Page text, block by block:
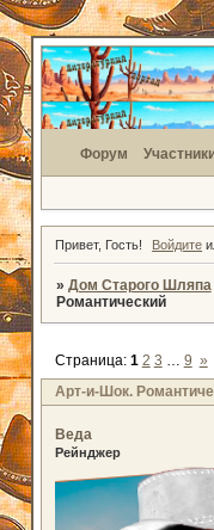
Форум
Привет, Гость! Войдите
» Дом Старого Шляпа
Романтический
Арт-и-Шок.
Страница: 1 2 3 … 9 »
Веда
Рейнджер